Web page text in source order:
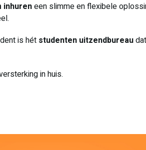
inhureneen slimme en flexibele
is hét studenten uitzendbureau
in huis.